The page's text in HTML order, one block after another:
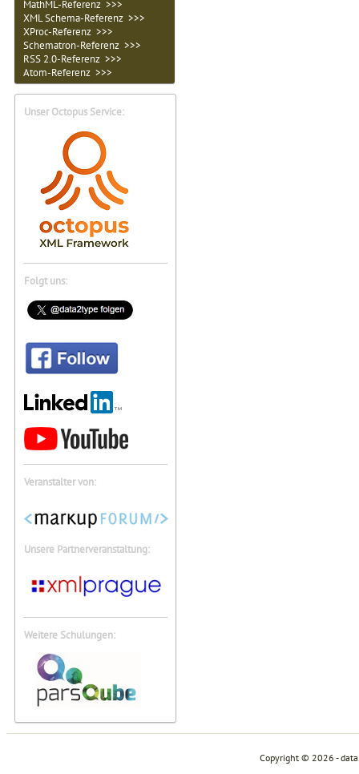
MathML-Referenz >>>
XML Schema-Referenz >>>
XProc-Referenz >>>
Schematron-Referenz >>>
RSS 2.0-Referenz >>>
Atom-Referenz >>>
Unser Octopus Service:
Folgt uns:
Veranstalter von:
Unsere Partnerveranstaltung:
Weitere Schulungen:
Copyright © 2026 -